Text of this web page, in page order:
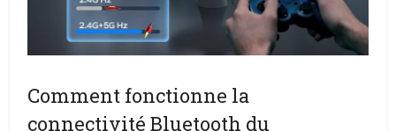
Comment fonctionne la
connectivité Bluetooth du